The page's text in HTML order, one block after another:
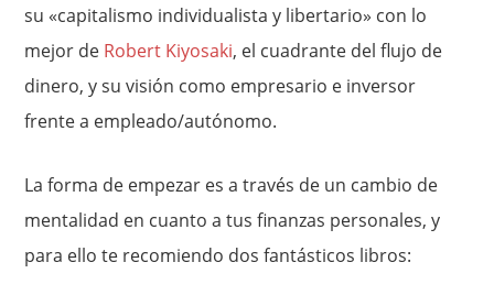
su «capitalismo individualista y libertario» con lo
mejor de Robert Kiyosaki, el cuadrante del flujo de
dinero, y su visión como empresario e inversor
frente a empleado/autónomo.
La forma de empezar es a través de un cambio de
mentalidad en cuanto a tus finanzas personales, y
para ello te recomiendo dos fantásticos libros: